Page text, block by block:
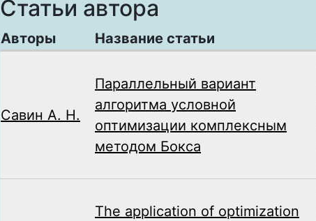
Статьи автора
Авторы Название статьи
Савин А. Н.
Параллельный вариант
алгоритма условной
оптимизации комплексным
методом Бокса
The application of optimization